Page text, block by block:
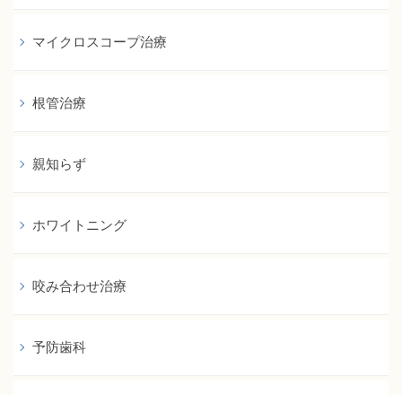
マイクロスコープ治療
根管治療
親知らず
ホワイトニング
咬み合わせ治療
予防歯科